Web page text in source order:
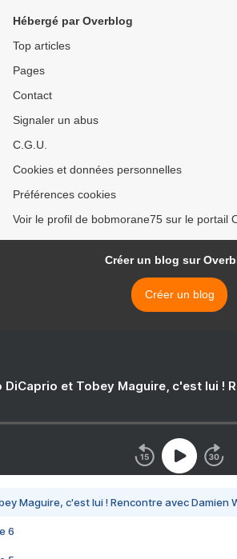
Hébergé par Overblog
Top articles
Pages
Contact
Signaler un abus
C.G.U.
Cookies et données personnelles
Préférences cookies
Voir le profil de bobmorane75 sur le portail
Créer un blog sur
Créer un blog
DiCaprio et Tobey Maguire, c'est lui !
Maguire, c'est lui ! Rencontre avec Damien
6